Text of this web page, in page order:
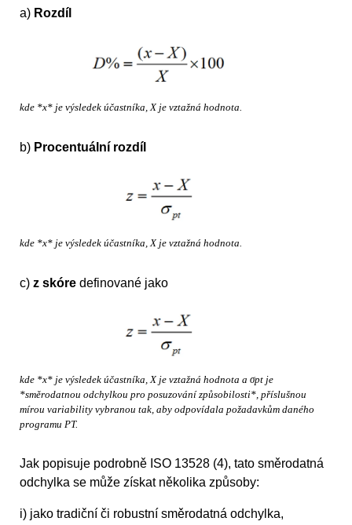
a) Rozdíl
kde *x* je výsledek účastníka, X je vztažná hodnota.
b) Procentuální rozdíl
kde *x* je výsledek účastníka, X je vztažná hodnota.
c) z skóre definované jako
kde *x* je výsledek účastníka, X je vztažná hodnota a σpt je
*směrodatnou odchylkou pro posuzování způsobilosti*, příslušnou
mírou variability vybranou tak, aby odpovídala požadavkům daného
programu PT.
Jak popisuje podrobně ISO 13528 (4), tato směrodatná
odchylka se může získat několika způsoby:
i) jako tradiční či robustní směrodatná odchylka,